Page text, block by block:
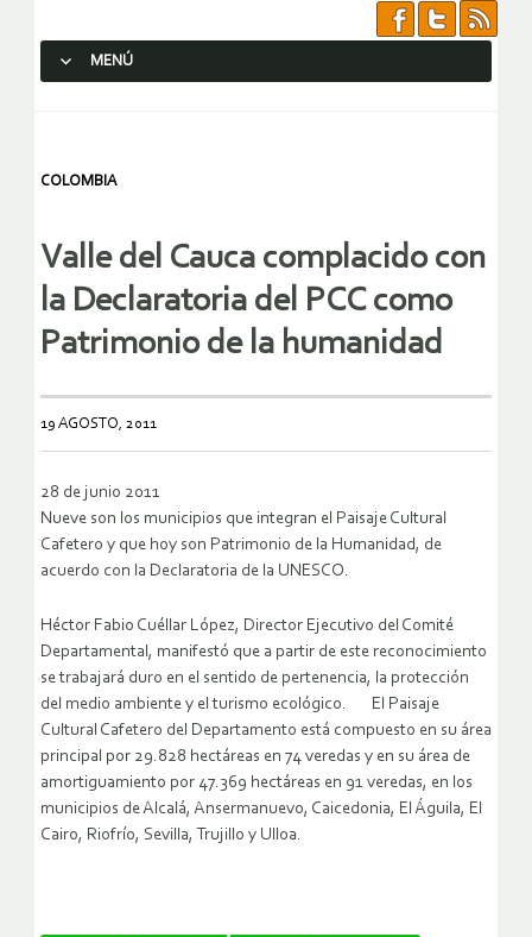
MENÚ
COLOMBIA
Valle del Cauca complacido con
la Declaratoria del PCC como
Patrimonio de la humanidad
19 AGOSTO, 2011
28 de junio 2011
Nueve son los municipios que integran el Paisaje Cultural
Cafetero y que hoy son Patrimonio de la Humanidad, de
acuerdo con la Declaratoria de la UNESCO.
Héctor Fabio Cuéllar López, Director Ejecutivo del Comité
Departamental, manifestó que a partir de este reconocimiento
se trabajará duro en el sentido de pertenencia, la protección
del medio ambiente y el turismo ecológico. El Paisaje
Cultural Cafetero del Departamento está compuesto en su área
principal por 29.828 hectáreas en 74 veredas y en su área de
amortiguamiento por 47.369 hectáreas en 91 veredas, en los
municipios de Alcalá, Ansermanuevo, Caicedonia, El Águila, El
Cairo, Riofrío, Sevilla, Trujillo y Ulloa.